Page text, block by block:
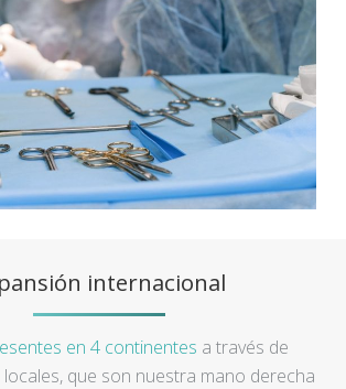
internacional
en 4 continentes a través de
que son nuestra mano derecha